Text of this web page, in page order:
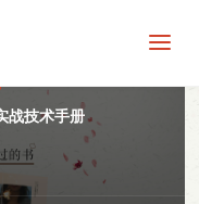
战技术手册